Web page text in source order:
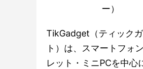
ー）
TikGadget（ティック
ト）は、スマートフォ
レット・ミニPCを中心